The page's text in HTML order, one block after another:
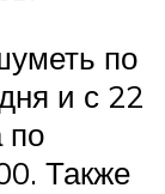
по
и с 22
по
Также